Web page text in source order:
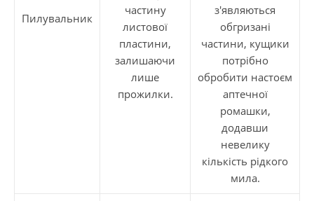
Пилувальник
частину
листової
пластини,
залишаючи
лише
прожилки.
з'являються
обгризані
частини, кущики
потрібно
обробити настоєм
аптечної
ромашки,
додавши
невелику
кількість рідкого
мила.